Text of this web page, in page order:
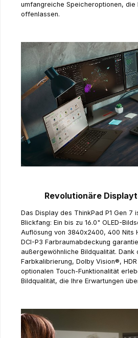
umfangreiche Speicheroptionen, die
offenlassen.
Revolutionäre
Das Display des ThinkPad P1 Gen 7
Blickfang: Ein bis zu 16.0" OLED-
Auflösung von 3840x2400, 400 Nits
DCI-P3 Farbraumabdeckung
außergewöhnliche Bildqualität. Dank
Farbkalibrierung, Dolby Vision®,
optionalen Touch-Funktionalität
Bildqualität, die Ihre Erwartungen